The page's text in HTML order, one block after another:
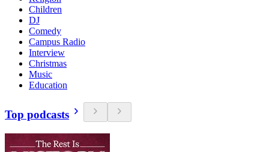
Children
DJ
Comedy
Campus Radio
Interview
Christmas
Music
Education
Top podcasts